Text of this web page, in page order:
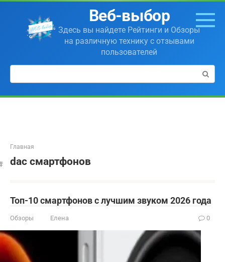
Перейти
контенту
Веб-выбор
Здесь вы найдете Рейтинги и Обзоры
на различную технику с отзывами
пользователей
Поиск:
Главная
dac смартфонов
Топ-10 смартфонов с лучшим звуком 2026 года
Обзоры Елена 0